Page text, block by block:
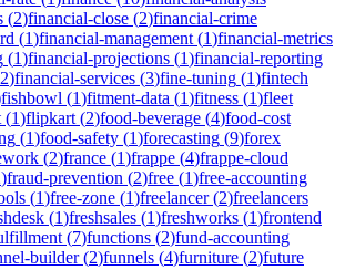
(2)financial-close (2)financial-crime
(1)financial-management (1)financial-metrics
(1)financial-projections (1)financial-reporting
2)financial-services (3)fine-tuning (1)fintech
fishbowl (1)fitment-data (1)fitness (1)fleet
(1)flipkart (2)food-beverage (4)food-cost
(1)food-safety (1)forecasting (9)forex
(2)france (1)frappe (4)frappe-cloud
)fraud-prevention (2)free (1)free-accounting
(1)free-zone (1)freelancer(2)freelancers
(1)freshsales (1)freshworks (1)frontend
(7)functions (2)fund-accounting
builder(2)funnels (4)furniture (2)future